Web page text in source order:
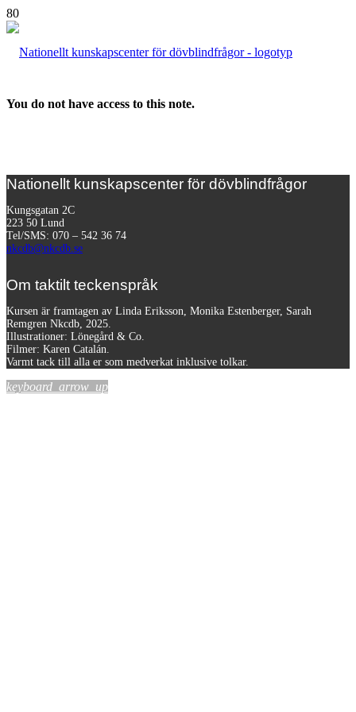
You do not have access to this note.
Nationellt kunskapscenter för dövblindfrågor
Kungsgatan 2C
223 50 Lund
Tel/SMS: 070 – 542 36 74
nkcdb@nkcdb.se
Om taktilt teckenspråk
Kursen är framtagen av Linda Eriksson, Monika Estenberger, Sarah
Remgren Nkcdb, 2025.
Illustrationer: Lönegård & Co.
Filmer: Karen Catalán.
Varmt tack till alla er som medverkat inklusive tolkar.
keyboard_arrow_up